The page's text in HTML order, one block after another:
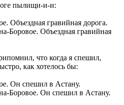
пылищи-и-и:
Боровое. Объездная гравийная
что когда я спешил,
как хотелось бы:
Боровое. Он спешил в Астану.